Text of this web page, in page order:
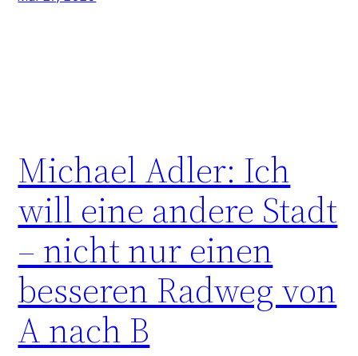
Michael Adler: Ich
will eine andere Stadt
– nicht nur einen
besseren Radweg von
A nach B